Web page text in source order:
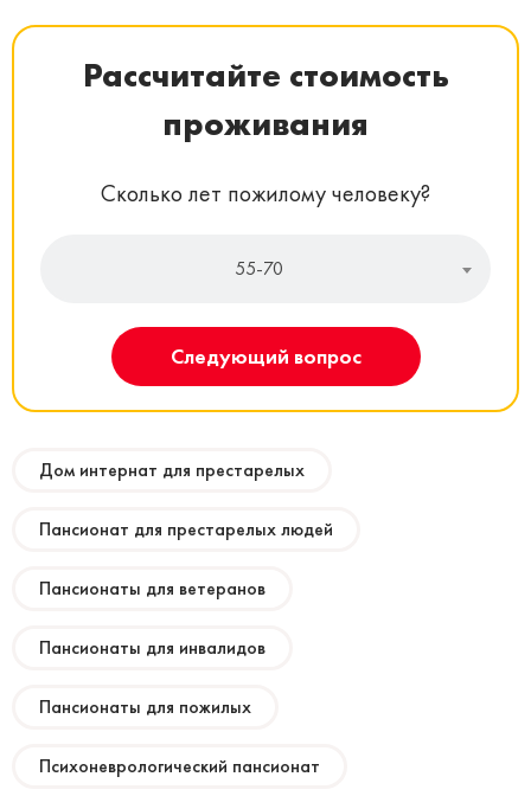
Рассчитайте стоимость
проживания
Сколько лет пожилому человеку?
55-70
Следующий вопрос
Дом интернат для престарелых
Пансионат для престарелых людей
Пансионаты для ветеранов
Пансионаты для инвалидов
Пансионаты для пожилых
Психоневрологический пансионат